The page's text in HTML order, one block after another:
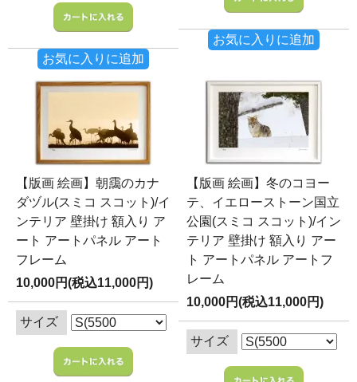
お気に入りに追加
お気に入りに追加
【版画 絵画】朝靄のカナ
ダヅル(スミコ スコット)/イ
ンテリア 壁掛け 額入り ア
ート アートパネル アート
フレーム
10,000円(税込11,000円)
サイズ
【版画 絵画】冬のコヨー
テ、イエローストーン国立
公園(スミコ スコット)/イン
テリア 壁掛け 額入り アー
ト アートパネル アートフ
レーム
10,000円(税込11,000円)
サイズ